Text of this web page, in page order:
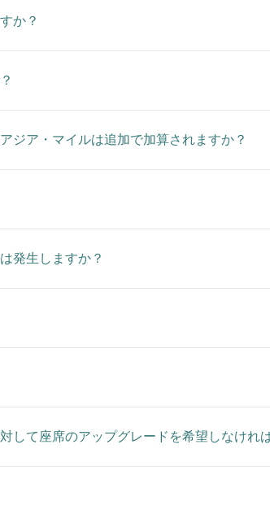
か？
ジア・マイルは追加で加算されますか？
発生しますか？
して座席のアップグレードを希望しなけれ